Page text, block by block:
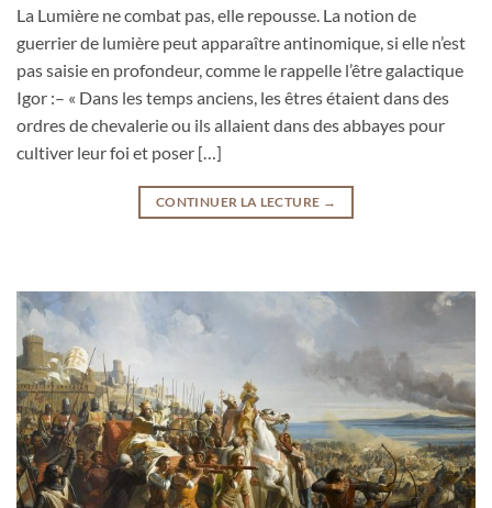
La Lumière ne combat pas, elle repousse. La notion de
guerrier de lumière peut apparaître antinomique, si elle n’est
pas saisie en profondeur, comme le rappelle l’être galactique
Igor :– « Dans les temps anciens, les êtres étaient dans des
ordres de chevalerie ou ils allaient dans des abbayes pour
cultiver leur foi et poser […]
CONTINUER LA LECTURE →